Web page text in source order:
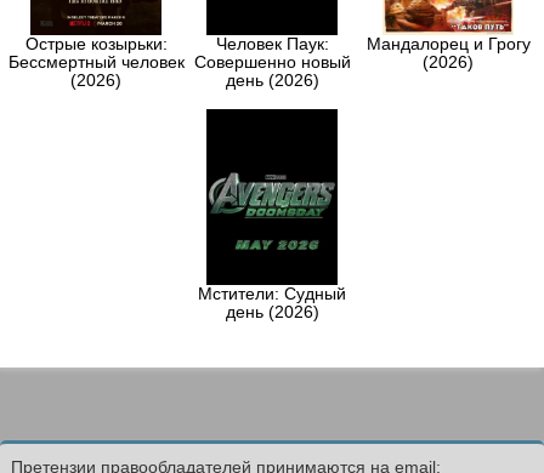
Острые козырьки:
Бессмертный человек
(2026)
Человек Паук:
Совершенно новый
день (2026)
Мандалорец и Грогу
(2026)
Мстители: Судный
день (2026)
Претензии правообладателей принимаются на email: